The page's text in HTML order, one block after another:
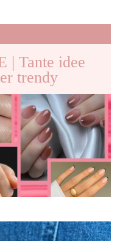
| Tante idee
trendy